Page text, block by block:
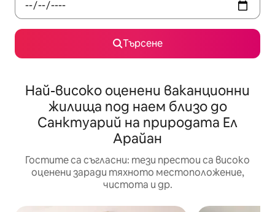
Търсене
Най-високо оценени ваканционни
жилища под наем близо до
Санктуарий на природата Ел
Арайан
Гостите са съгласни: тези престои са високо
оценени заради тяхното местоположение,
чистота и др.